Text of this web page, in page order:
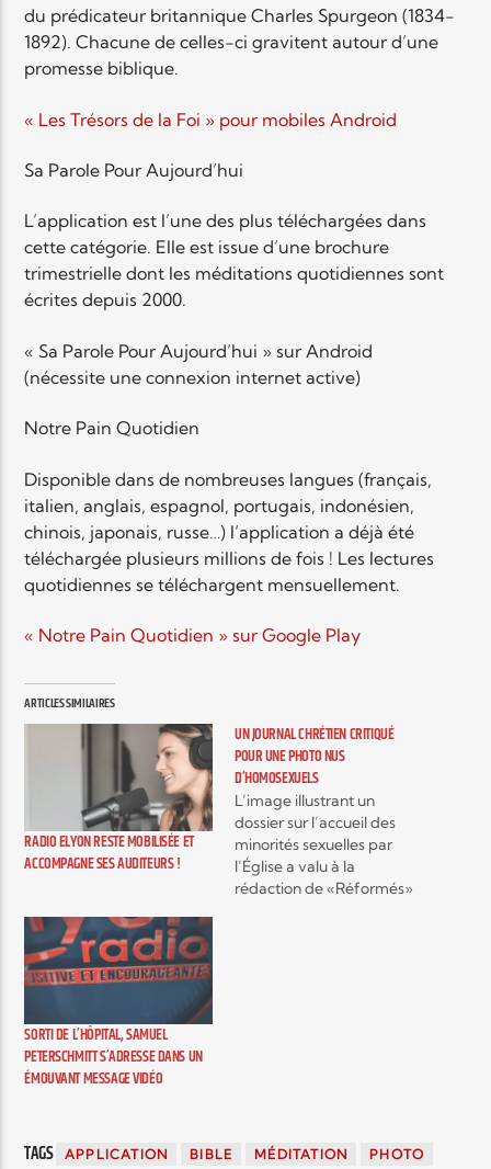
du prédicateur britannique Charles Spurgeon (1834-
1892). Chacune de celles-ci gravitent autour d’une
promesse biblique.
« Les Trésors de la Foi » pour mobiles Android
Sa Parole Pour Aujourd’hui
L’application est l’une des plus téléchargées dans
cette catégorie. Elle est issue d’une brochure
trimestrielle dont les méditations quotidiennes sont
écrites depuis 2000.
« Sa Parole Pour Aujourd’hui » sur Android
(nécessite une connexion internet active)
Notre Pain Quotidien
Disponible dans de nombreuses langues (français,
italien, anglais, espagnol, portugais, indonésien,
chinois, japonais, russe…) l’application a déjà été
téléchargée plusieurs millions de fois ! Les lectures
quotidiennes se téléchargent mensuellement.
« Notre Pain Quotidien » sur Google Play
ARTICLES SIMILAIRES
RADIO ELYON RESTE MOBILISÉE ET
ACCOMPAGNE SES AUDITEURS !
UN JOURNAL CHRÉTIEN CRITIQUÉ
POUR UNE PHOTO NUS
D’HOMOSEXUELS
L’image illustrant un
dossier sur l’accueil des
minorités sexuelles par
l’Église a valu à la
rédaction de «Réformés»
SORTI DE L’HÔPITAL, SAMUEL
PETERSCHMITT S’ADRESSE DANS UN
ÉMOUVANT MESSAGE VIDÉO
TAGS APPLICATION BIBLE MÉDITATION PHOTO